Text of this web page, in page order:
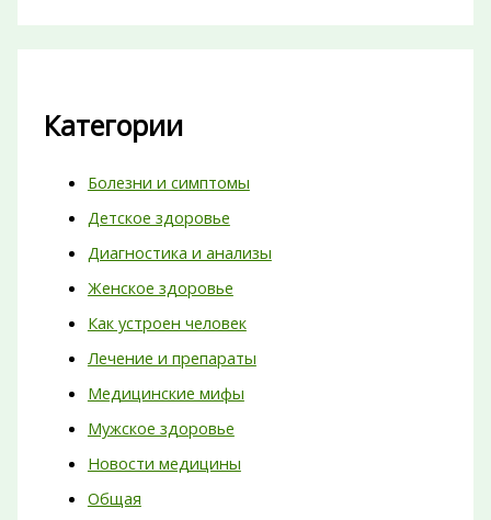
Категории
Болезни и симптомы
Детское здоровье
Диагностика и анализы
Женское здоровье
Как устроен человек
Лечение и препараты
Медицинские мифы
Мужское здоровье
Новости медицины
Общая